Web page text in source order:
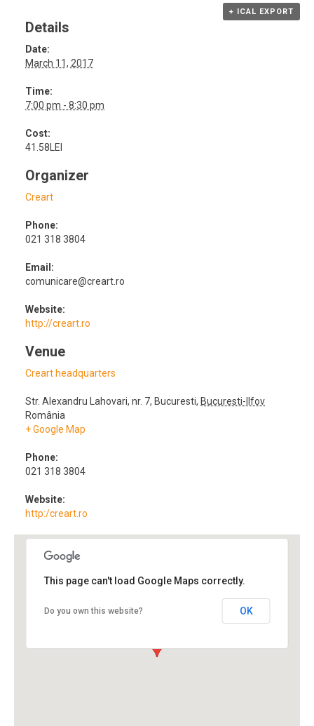
+ ICAL EXPORT
Details
Date:
March 11, 2017
Time:
7:00 pm - 8:30 pm
Cost:
41.58LEI
Organizer
Creart
Phone:
021 318 3804
Email:
comunicare@creart.ro
Website:
http://creart.ro
Venue
Creart headquarters
Str. Alexandru Lahovari, nr. 7, Bucuresti, Bucuresti-Ilfov
România
+ Google Map
Phone:
021 318 3804
Website:
http:/creart.ro
This page can't load Google Maps correctly.
Do you own this website? OK